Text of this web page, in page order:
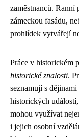
zaměstnanců. Ranní
zámeckou fasádu,
prohlídek vytvářejí
Práce v historickém
historické znalosti.
seznamují s
historických
mohou využívat
i jejich osobní